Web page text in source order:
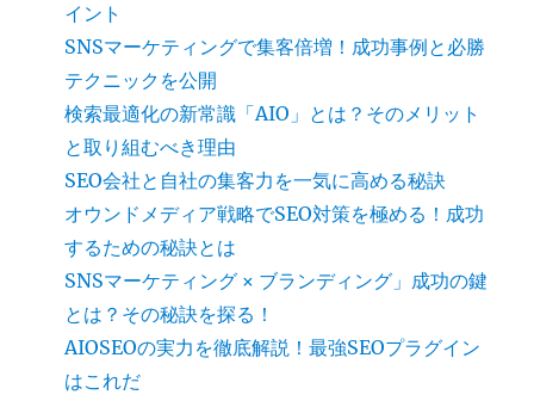
イント
SNSマーケティングで集客倍増！成功事例と必勝
テクニックを公開
検索最適化の新常識「AIO」とは？そのメリット
と取り組むべき理由
SEO会社と自社の集客力を一気に高める秘訣
オウンドメディア戦略でSEO対策を極める！成功
するための秘訣とは
SNSマーケティング × ブランディング」成功の鍵
とは？その秘訣を探る！
AIOSEOの実力を徹底解説！最強SEOプラグイン
はこれだ